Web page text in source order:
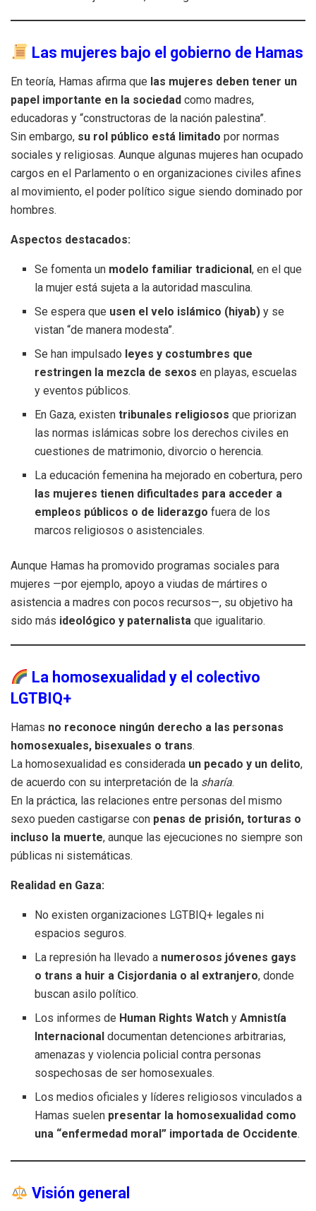
Las mujeres bajo el gobierno de Hamas
En teoría, Hamas afirma que las mujeres deben tener un
papel importante en la sociedad como madres,
educadoras y “constructoras de la nación palestina”.
Sin embargo, su rol público está limitado por normas
sociales y religiosas. Aunque algunas mujeres han ocupado
cargos en el Parlamento o en organizaciones civiles afines
al movimiento, el poder político sigue siendo dominado por
hombres.
Aspectos destacados:
Se fomenta un modelo familiar tradicional, en el que
la mujer está sujeta a la autoridad masculina.
Se espera que usen el velo islámico (hiyab) y se
vistan “de manera modesta”.
Se han impulsado leyes y costumbres que
restringen la mezcla de sexos en playas, escuelas
y eventos públicos.
En Gaza, existentribunales religiosos que priorizan
las normas islámicas sobre los derechos civiles en
cuestiones de matrimonio, divorcio o herencia.
La educación femenina ha mejorado en cobertura, pero
las mujeres tienen dificultades para acceder a
empleos públicos o de liderazgo fuera de los
marcos religiosos o asistenciales.
Aunque Hamas ha promovido programas sociales para
mujeres —por ejemplo, apoyo a viudas de mártires o
asistencia a madres con pocos recursos—, su objetivo ha
sido más ideológico y paternalista que igualitario.
La homosexualidad y el colectivo
LGTBIQ+
Hamas no reconoce ningún derecho a las personas
homosexuales, bisexuales o trans.
La homosexualidad es considerada un pecado y un delito,
de acuerdo con su interpretación de la sharía.
En la práctica, las relaciones entre personas del mismo
sexo pueden castigarse con penas de prisión, torturas o
incluso la muerte, aunque las ejecuciones no siempre son
públicas ni sistemáticas.
Realidad en Gaza:
No existen organizaciones LGTBIQ+ legales ni
espacios seguros.
La represión ha llevado a numerosos jóvenes gays
o trans a huir a Cisjordania o al extranjero, donde
buscan asilo político.
Los informes de Human Rights Watch yAmnistía
Internacional documentan detenciones arbitrarias,
amenazas y violencia policial contra personas
sospechosas de ser homosexuales.
Los medios oficiales y líderes religiosos vinculados a
Hamas suelen presentar la homosexualidad como
una “enfermedad moral” importada de Occidente.
Visión general